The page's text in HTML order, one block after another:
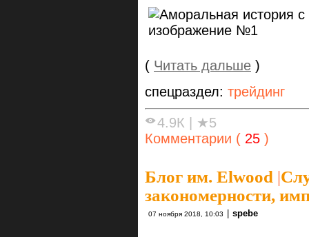
( Читать дальше )
спецраздел: трейдинг
4.9К
★5
Комментарии ( 25 )
Блог им. Elwood |
закономерности,
07 ноября 2018, 10:03 spebe